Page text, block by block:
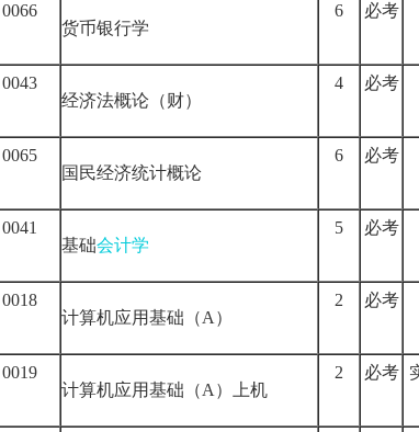
0066
货币银行学
6 必考
0043
经济法概论（财）
4 必考
0065
国民经济统计概论
6 必考
0041
基础会计学
5 必考
0018
计算机应用基础（A）
2 必考
0019
计算机应用基础（A）上机
2 必考